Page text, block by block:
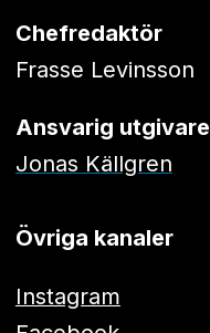
Chefredaktör
Frasse Levinsson
Ansvarig utgivare
Jonas Källgren
Övriga kanaler
Instagram